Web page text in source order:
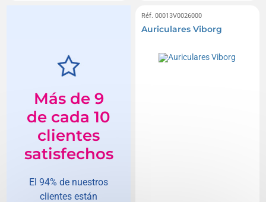
Más de 9
de cada 10
clientes
satisfechos
El 94% de nuestros
clientes están
Réf. 00013V0026000
Auriculares Viborg